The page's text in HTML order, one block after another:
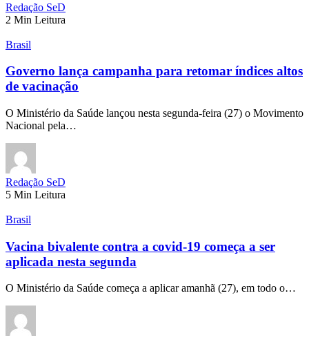
Redação SeD
2 Min Leitura
Brasil
Governo lança campanha para retomar índices altos
de vacinação
O Ministério da Saúde lançou nesta segunda-feira (27) o Movimento
Nacional pela…
Redação SeD
5 Min Leitura
Brasil
Vacina bivalente contra a covid-19 começa a ser
aplicada nesta segunda
O Ministério da Saúde começa a aplicar amanhã (27), em todo o…